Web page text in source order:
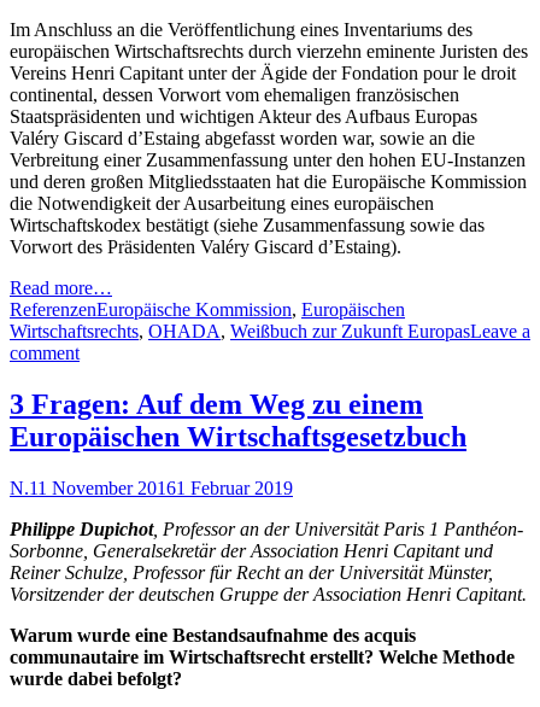
Im Anschluss an die Veröffentlichung eines Inventariums des
europäischen Wirtschaftsrechts durch vierzehn eminente Juristen des
Vereins Henri Capitant unter der Ägide der Fondation pour le droit
continental, dessen Vorwort vom ehemaligen französischen
Staatspräsidenten und wichtigen Akteur des Aufbaus Europas
Valéry Giscard d’Estaing abgefasst worden war, sowie an die
Verbreitung einer Zusammenfassung unter den hohen EU-Instanzen
und deren großen Mitgliedsstaaten hat die Europäische Kommission
die Notwendigkeit der Ausarbeitung eines europäischen
Wirtschaftskodex bestätigt (siehe Zusammenfassung sowie das
Vorwort des Präsidenten Valéry Giscard d’Estaing).
Read more…
ReferenzenEuropäische Kommission, Europäischen
Wirtschaftsrechts, OHADA, Weißbuch zur Zukunft EuropasLeave a
comment
3 Fragen: Auf dem Weg zu einem
Europäischen Wirtschaftsgesetzbuch
N.11 November 20161 Februar 2019
Philippe Dupichot, Professor an der Universität Paris 1 Panthéon-
Sorbonne, Generalsekretär der Association Henri Capitant und
Reiner Schulze, Professor für Recht an der Universität Münster,
Vorsitzender der deutschen Gruppe der Association Henri Capitant.
Warum wurde eine Bestandsaufnahme des acquis
communautaire im Wirtschaftsrecht erstellt? Welche Methode
wurde dabei befolgt?